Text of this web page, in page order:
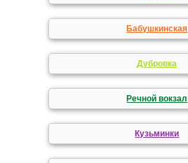
Бабушкинская
Дубровка
Речной вокзал
Кузьминки